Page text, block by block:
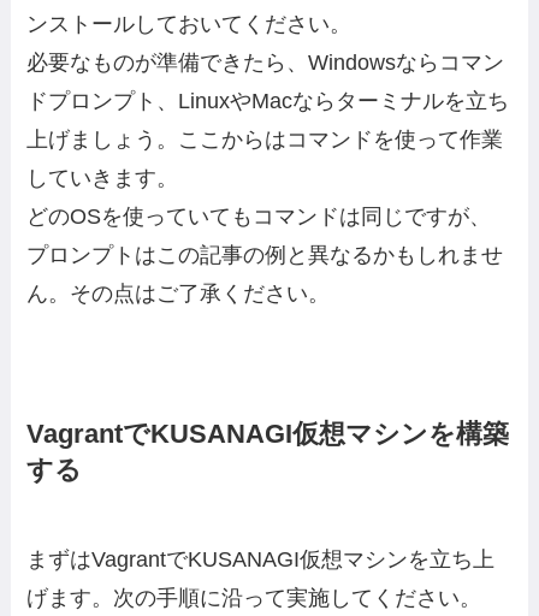
ンストールしておいてください。
必要なものが準備できたら、Windowsならコマン
ドプロンプト、LinuxやMacならターミナルを立ち
上げましょう。ここからはコマンドを使って作業
していきます。
どのOSを使っていてもコマンドは同じですが、
プロンプトはこの記事の例と異なるかもしれませ
ん。その点はご了承ください。
VagrantでKUSANAGI仮想マシンを構築
する
まずはVagrantでKUSANAGI仮想マシンを立ち上
げます。次の手順に沿って実施してください。